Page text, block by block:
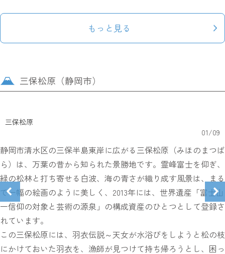
もっと見る
三保松原（静岡市）
三保松原
01/09
静岡市清水区の三保半島東岸に広がる三保松原（みほのまつば
ら）は、万葉の昔から知られた景勝地です。霊峰富士を仰ぎ、
緑の松林と打ち寄せる白波、海の青さが織り成す風景は、まる
で一幅の絵画のように美しく、2013年には、世界遺産「富士山
一信仰の対象と芸術の源泉」の構成資産のひとつとして登録さ
れています。
この三保松原には、羽衣伝説～天女が水浴びをしようと松の枝
にかけておいた羽衣を、漁師が見つけて持ち帰ろうとし、困っ